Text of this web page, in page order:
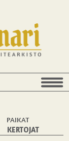
PAIKAT
KERTOJAT